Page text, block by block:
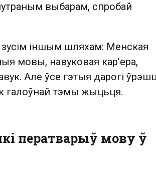
выбарам, спробай
іншым шляхам: Менская
мовы, навуковая кар’ера,
Але ўсе гэтыя дарогі
галоўнай тэмы жыцьця.
ператварыў мову ў